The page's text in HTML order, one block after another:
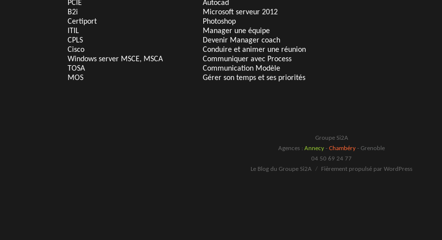
Groupe Si2A
Agences : Annecy - Chambéry - Grenoble
04 50 69 24 77
Le Blog du Groupe Si2A
Fièrement propulsé par WordPress
PCIE
B2i
Certiport
ITIL
CPLS
Cisco
Windows server MSCE, MSCA
TOSA
MOS
Autocad
Microsoft serveur 2012
Photoshop
Manager une équipe
Devenir Manager coach
Conduire et animer une réunion
Communiquer avec Process
Communication Modèle
Gérer son temps et ses priorités